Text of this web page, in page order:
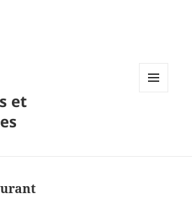
et